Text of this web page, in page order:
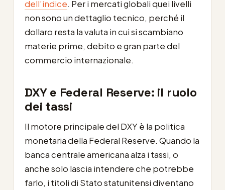
dell’indice. Per i mercati globali quei livelli
non sono un dettaglio tecnico, perché il
dollaro resta la valuta in cui si scambiano
materie prime, debito e gran parte del
commercio internazionale.
DXY e Federal Reserve: il ruolo
dei tassi
Il motore principale del DXY è la politica
monetaria della Federal Reserve. Quando la
banca centrale americana alza i tassi, o
anche solo lascia intendere che potrebbe
farlo, i titoli di Stato statunitensi diventano